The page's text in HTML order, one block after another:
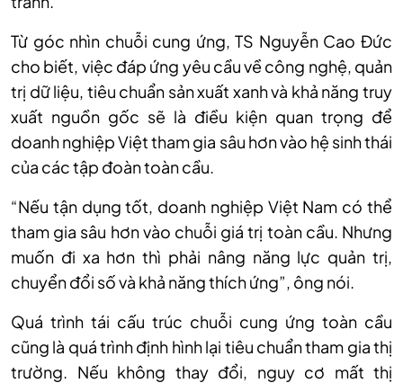
Từ góc nhìn chuỗi cung ứng, TS Nguyễn Cao Đức
cho biết, việc đáp ứng yêu cầu về công nghệ, quản
trị dữ liệu, tiêu chuẩn sản xuất xanh và khả năng truy
xuất nguồn gốc sẽ là điều kiện quan trọng để
doanh nghiệp Việt tham gia sâu hơn vào hệ sinh thái
của các tập đoàn toàn cầu.
“Nếu tận dụng tốt, doanh nghiệp Việt Nam có thể
tham gia sâu hơn vào chuỗi giá trị toàn cầu. Nhưng
muốn đi xa hơn thì phải nâng năng lực quản trị,
chuyển đổi số và khả năng thích ứng”, ông nói.
Quá trình tái cấu trúc chuỗi cung ứng toàn cầu
cũng là quá trình định hình lại tiêu chuẩn tham gia thị
trường. Nếu không thay đổi, nguy cơ mất thị